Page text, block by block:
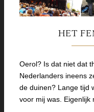
HET
Oerol? Is dat niet dat
Nederlanders ineens
de duinen? Lange tijd
voor mij was.